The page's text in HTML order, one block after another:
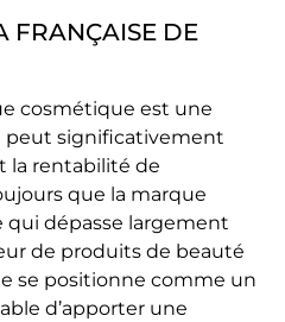
FRANÇAISE DE
cosmétique est une
peut significativement
la rentabilité de
que la marque
dépasse largement
de produits de beauté
se positionne comme un
d’apporter une